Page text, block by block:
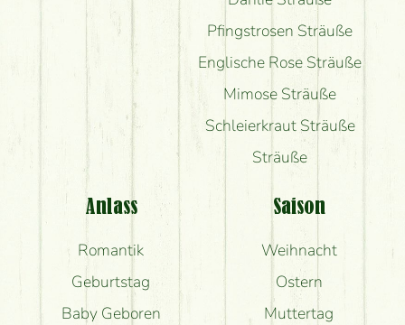
Pfingstrosen Sträuße
Englische Rose Sträuße
Mimose Sträuße
Schleierkraut Sträuße
Sträuße
Anlass
Romantik
Geburtstag
Baby Geboren
Saison
Weihnacht
Ostern
Muttertag